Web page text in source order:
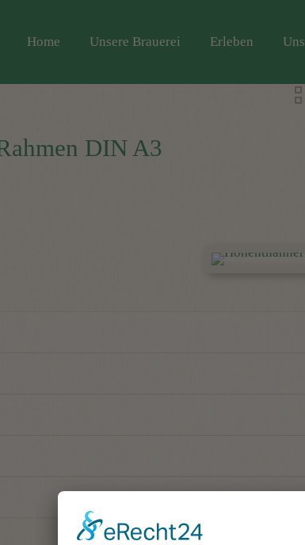
Home Unsere Brauerei Erleben
DIN A3